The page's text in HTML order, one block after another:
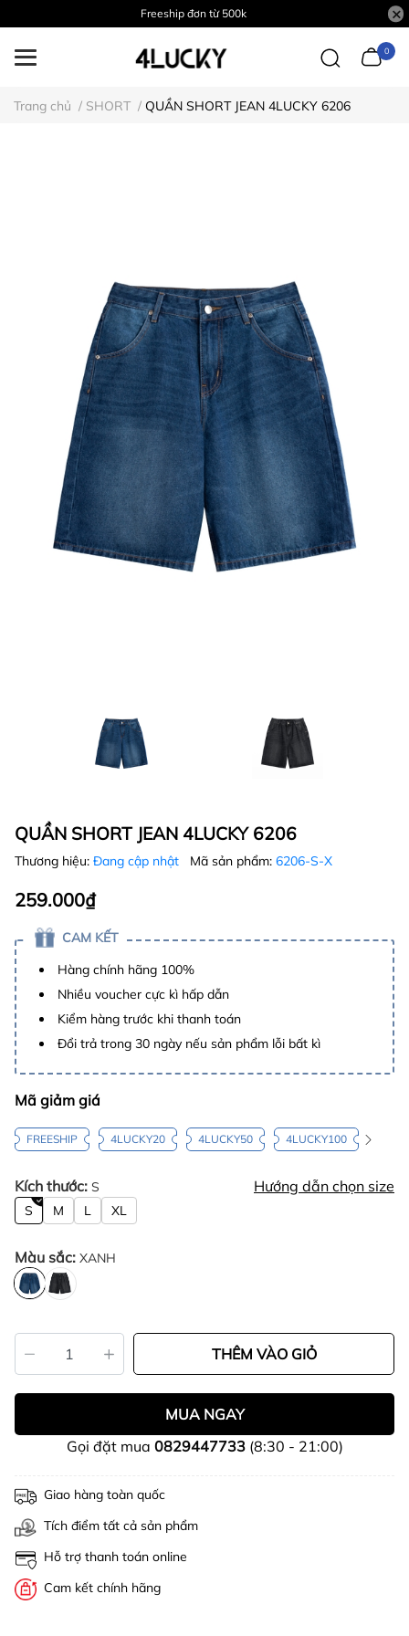
Freeship đơn từ 500k
0
Trang chủ / SHORT / QUẦN SHORT JEAN 4LUCKY 6206
QUẦN SHORT JEAN 4LUCKY 6206
Thương hiệu: Đang cập nhật Mã sản phẩm: 6206-S-X
259.000₫
CAM KẾT
Hàng chính hãng 100%
Nhiều voucher cực kì hấp dẫn
Kiểm hàng trước khi thanh toán
Đổi trả trong 30 ngày nếu sản phẩm lỗi bất kì
Mã giảm giá
FREESHIP 4LUCKY20 4LUCKY50 4LUCKY100
Kích thước: S Hướng dẫn chọn size
S M L XL
Màu sắc: XANH
THÊM VÀO GIỎ
MUA NGAY
Gọi đặt mua 0829447733(8:30 - 21:00)
Giao hàng toàn quốc
Tích điểm tất cả sản phẩm
Hỗ trợ thanh toán online
Cam kết chính hãng